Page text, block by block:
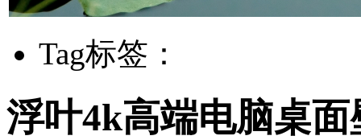
Tag标签：
浮叶4k高端电脑桌面